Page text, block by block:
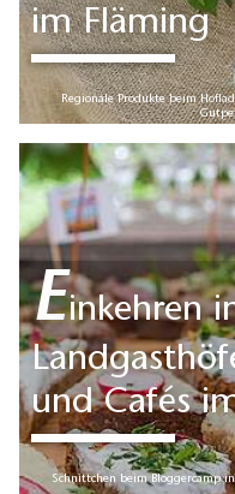
im Fläming
Regionale Produkte beim
Einkehren
und Cafés
Schnittchen beim Bloggercamp